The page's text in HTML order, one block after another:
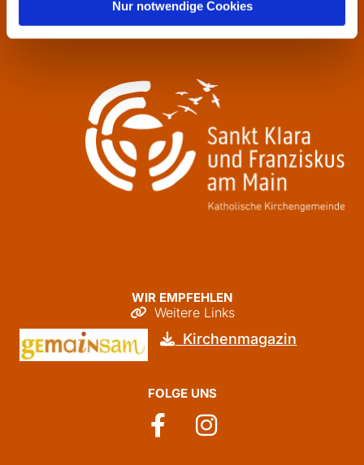
Nur notwendige Cookies
Freitag
09:30 - 12:00
WIR EMPFEHLEN
 Weitere Links
 Kirchenmagazin
FOLGE UNS